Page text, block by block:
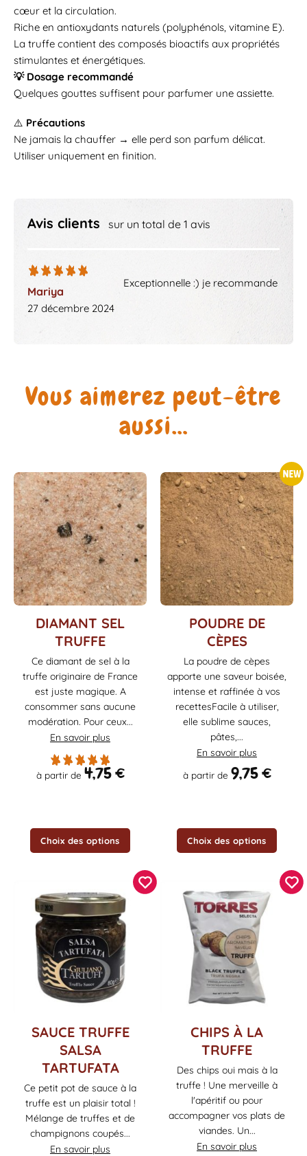
cœur et la circulation.
Riche en antioxydants naturels (polyphénols, vitamine E).
La truffe contient des composés bioactifs aux propriétés
stimulantes et énergétiques.
💡 Dosage recommandé
Quelques gouttes suffisent pour parfumer une assiette.
⚠️ Précautions
Ne jamais la chauffer → elle perd son parfum délicat.
Utiliser uniquement en finition.
Avis clients sur un total de 1 avis
Mariya
27 décembre 2024
Exceptionnelle :) je recommande
Vous aimerez peut-être
aussi…
DIAMANT SEL
TRUFFE
Ce diamant de sel à la
truffe originaire de France
est juste magique. A
consommer sans aucune
modération. Pour ceux...
En savoir plus
à partir de 4,75€
Choix des options
plusieurs
variations.
options
peuvent
POUDRE DE
CÈPES
La poudre de cèpes
apporte une saveur boisée,
intense et raffinée à vos
recettesFacile à utiliser,
elle sublime sauces,
pâtes,...
En savoir plus
à partir de 9,75€
Choix des options
plusieurs
variations.
Les
options
peuvent
choisies
SAUCE TRUFFE
SALSA
TARTUFATA
Ce petit pot de sauce à la
truffe est un plaisir total !
Mélange de truffes et de
champignons coupés...
En savoir plus
CHIPS À LA
TRUFFE
Des chips oui mais à la
truffe ! Une merveille à
l'apéritif ou pour
accompagner vos plats de
viandes. Un...
En savoir plus